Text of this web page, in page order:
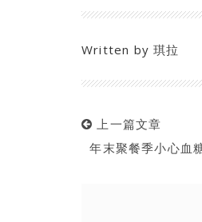
Written by琪拉
上一篇文章
年末聚餐季小心血